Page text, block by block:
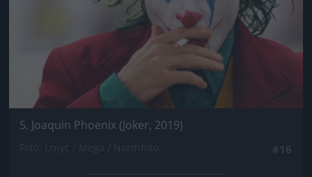
5. Joaquin Phoenix (Joker, 2019)